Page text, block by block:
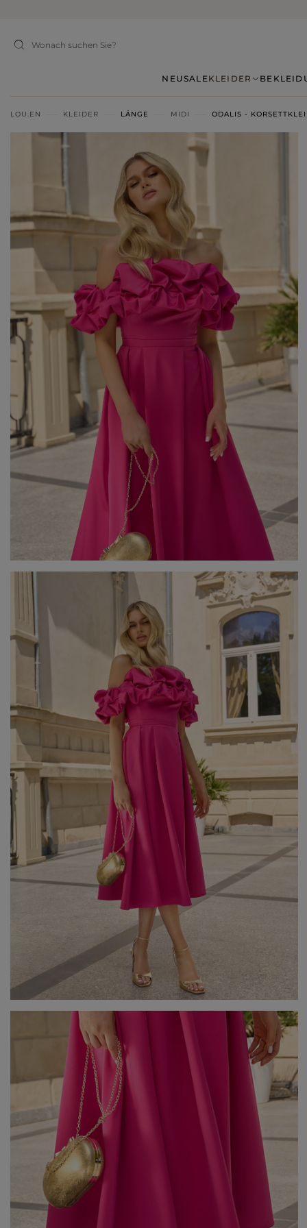
NEUSALEKLEIDER
Beliebte Kategorien
NEUHEITEN ZUR HOCHZEIT ALLE
TRAUUNG
WEIHNACHTEN
SILVESTER
KOMMUNION
Art
CASUAL - KLEIDER
ABENDKLEIDER
SPITZENKLEIDER
FIGURBETONTE KLEIDER
ELEGANTE KLEIDER
AUSGESTELLTE KLEIDER
FORMELLE KLEIDER
ASYMMETRISCHE
STRICKKLEIDER
MIT RÜSCHEN
VELOURS
MIT SCHÖSSCHEN
SPANISCHE KLEIDER
PASTELLKLEIDER
BROKATKLEIDER
ALLES ANZEIGEN ENTDECKEN SIE DIE NEUHEITEN
LOU.EN KLEIDER LÄNGE MIDI ODALIS -